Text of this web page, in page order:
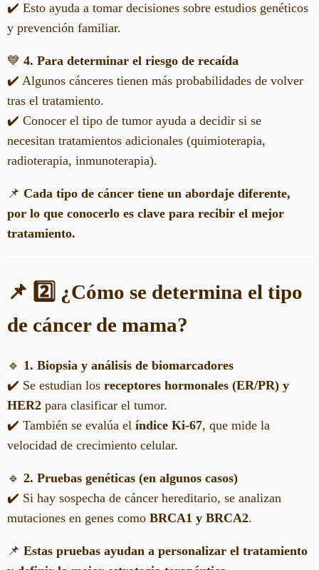
✔️ Esto ayuda a tomar decisiones sobre estudios genéticos
y prevención familiar.
💙 4. Para determinar el riesgo de recaída
✔️ Algunos cánceres tienen más probabilidades de volver
tras el tratamiento.
✔️ Conocer el tipo de tumor ayuda a decidir si se
necesitan tratamientos adicionales (quimioterapia,
radioterapia, inmunoterapia).
📌 Cada tipo de cáncer tiene un abordaje diferente,
por lo que conocerlo es clave para recibir el mejor
tratamiento.
📌 2️⃣ ¿Cómo se determina el tipo
de cáncer de mama?
🔹 1. Biopsia y análisis de biomarcadores
✔️ Se estudian los receptores hormonales (ER/PR) y
HER2 para clasificar el tumor.
✔️ También se evalúa el índice Ki-67, que mide la
velocidad de crecimiento celular.
🔹 2. Pruebas genéticas (en algunos casos)
✔️ Si hay sospecha de cáncer hereditario, se analizan
mutaciones en genes como BRCA1 y BRCA2.
📌 Estas pruebas ayudan a personalizar el tratamiento